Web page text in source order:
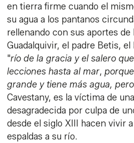
en tierra firme cuando el
su agua a los pantanos
rellenando con sus aportes de
Guadalquivir, el padre Betis, el
"río de la gracia y el salero
lecciones hasta al mar,
grande y tiene más agua,
Cavestany, es la víctima de
desagradecida por culpa de
desde el siglo XIII hacen vivir
espaldas a su río.